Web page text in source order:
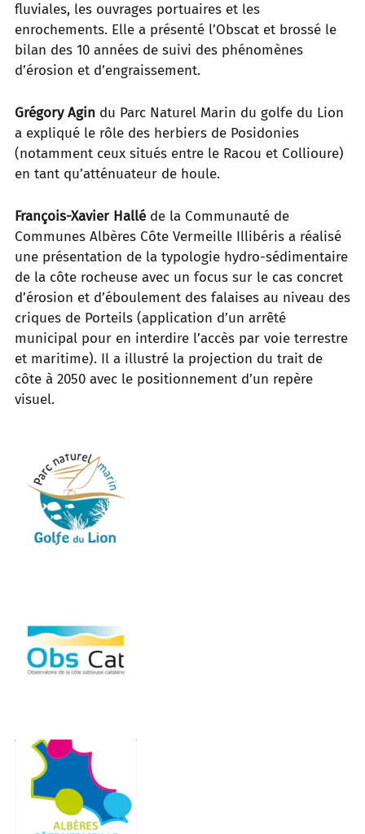
fluviales, les ouvrages portuaires et les
enrochements. Elle a présenté l’Obscat et brossé le
bilan des 10 années de suivi des phénomènes
d’érosion et d’engraissement.
Grégory Agin du Parc Naturel Marin du golfe du Lion
a expliqué le rôle des herbiers de Posidonies
(notamment ceux situés entre le Racou et Collioure)
en tant qu’atténuateur de houle.
François-Xavier Hallé de la Communauté de
Communes Albères Côte Vermeille Illibéris a réalisé
une présentation de la typologie hydro-sédimentaire
de la côte rocheuse avec un focus sur le cas concret
d’érosion et d’éboulement des falaises au niveau des
criques de Porteils (application d’un arrêté
municipal pour en interdire l’accès par voie terrestre
et maritime). Il a illustré la projection du trait de
côte à 2050 avec le positionnement d’un repère
visuel.